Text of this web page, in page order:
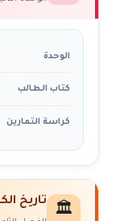
الوحدة
كتاب الطالب
كراسة التمارين
🏛️
تاريخ